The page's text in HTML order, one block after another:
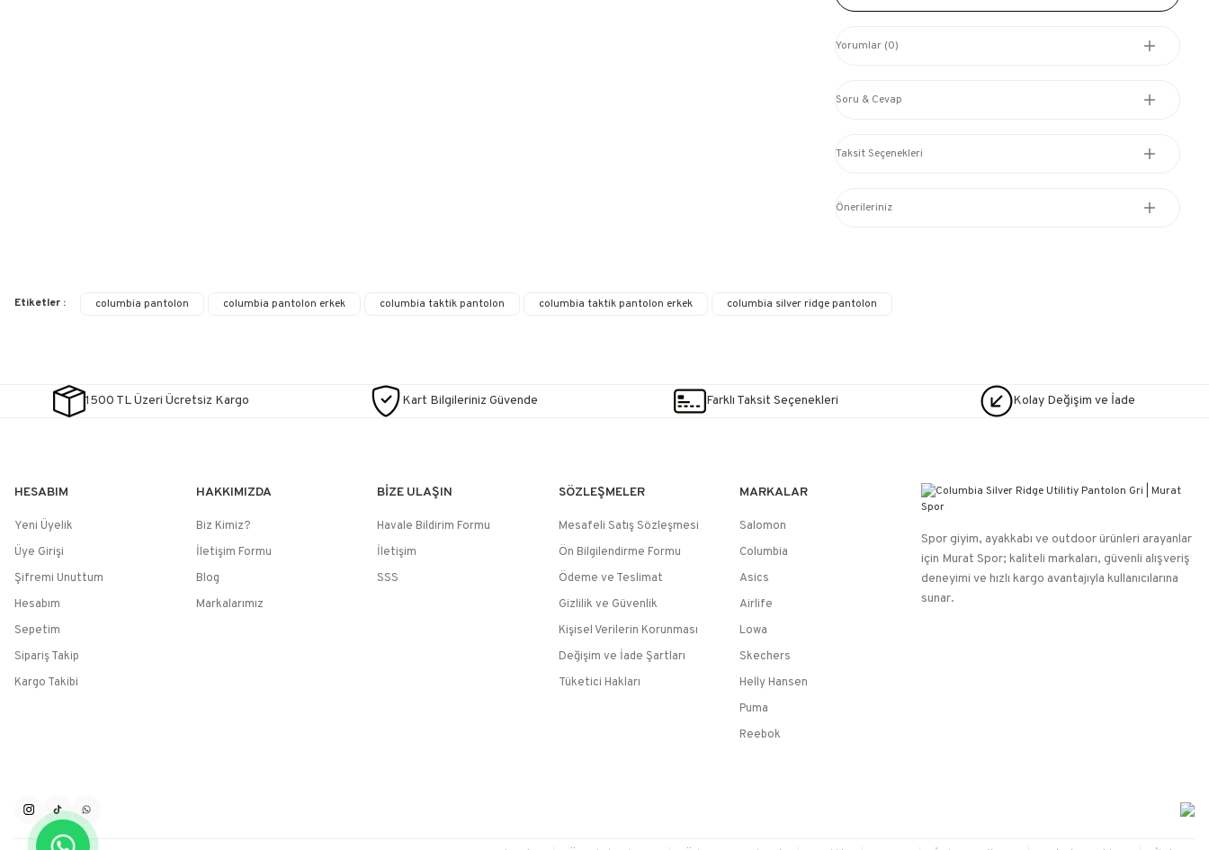
Yorumlar (0)
Soru & Cevap
Taksit Seçenekleri
Önerileriniz
Etiketler : columbia pantolon columbia pantolon erkek columbia taktik pantolon columbia taktik pantolon erkek columbia silver ridge pantolon
1500 TL Üzeri Ücretsiz Kargo Kart Bilgileriniz Güvende Farklı Taksit Seçenekleri Kolay Değişim ve İade
HESABIM
Yeni Üyelik
Üye Girişi
Şifremi Unuttum
Hesabım
Sepetim
Sipariş Takip
Kargo Takibi
HAKKIMIZDA
Biz Kimiz?
İletişim Formu
Blog
Markalarımız
BİZE ULAŞIN
Havale Bildirim Formu
İletişim
SSS
SÖZLEŞMELER
Mesafeli Satış Sözleşmesi
Ön Bilgilendirme Formu
Ödeme ve Teslimat
Gizlilik ve Güvenlik
Kişisel Verilerin Korunması
Değişim ve İade Şartları
Tüketici Hakları
MARKALAR
Salomon
Columbia
Asics
Airlife
Lowa
Skechers
Helly Hansen
Puma
Reebok
Spor giyim, ayakkabı ve outdoor ürünleri arayanlar
için Murat Spor; kaliteli markaları, güvenli alışveriş
deneyimi ve hızlı kargo avantajıyla kullanıcılarına
sunar.